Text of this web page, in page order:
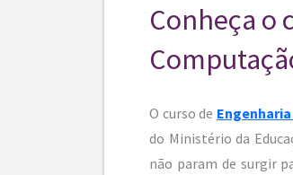
Conheça o
O curso de
do Ministério da
não param de surgir